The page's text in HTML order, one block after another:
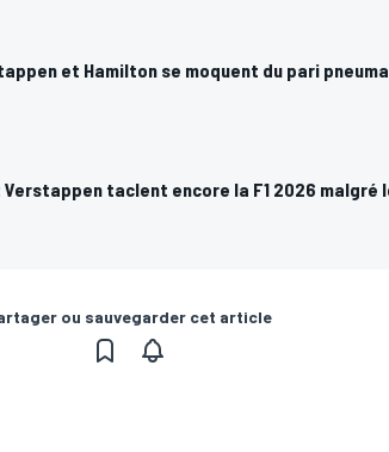
et Hamilton se moquent du pari
taclent encore la F1 2026 malgré
ou sauvegarder cet article